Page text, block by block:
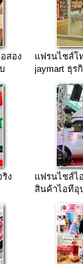
สอง
แฟรนไชส์โ
jaymart ธุร
ง
แฟรนไชส์ไ
สินค้าไอทีอุ